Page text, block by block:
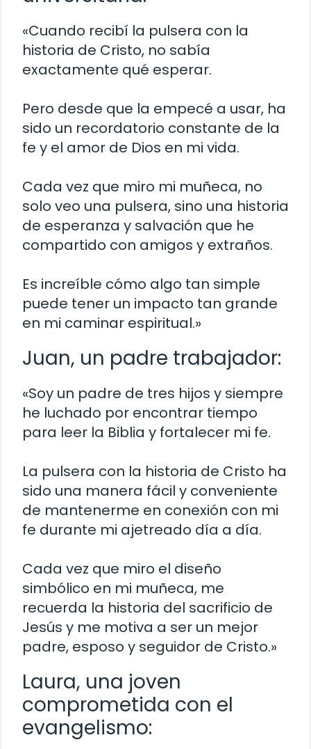
«Cuando recibí la pulsera con la
historia de Cristo, no sabía
exactamente qué esperar.
Pero desde que la empecé a usar, ha
sido un recordatorio constante de la
fe y el amor de Dios en mi vida.
Cada vez que miro mi muñeca, no
solo veo una pulsera, sino una historia
de esperanza y salvación que he
compartido con amigos y extraños.
Es increíble cómo algo tan simple
puede tener un impacto tan grande
en mi caminar espiritual.»
Juan, un padre trabajador:
«Soy un padre de tres hijos y siempre
he luchado por encontrar tiempo
para leer la Biblia y fortalecer mi fe.
La pulsera con la historia de Cristo ha
sido una manera fácil y conveniente
de mantenerme en conexión con mi
fe durante mi ajetreado día a día.
Cada vez que miro el diseño
simbólico en mi muñeca, me
recuerda la historia del sacrificio de
Jesús y me motiva a ser un mejor
padre, esposo y seguidor de Cristo.»
Laura, una joven
comprometida con el
evangelismo: